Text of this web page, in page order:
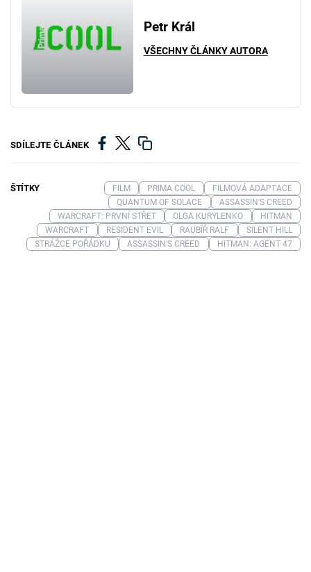
Petr Král
VŠECHNY ČLÁNKY AUTORA
SDÍLEJTE ČLÁNEK
ŠTÍTKY FILM PRIMA COOL
FILMOVÁ ADAPTACE
QUANTUM OF SOLACE
ASSASSIN'S CREED
WARCRAFT: PRVNÍ STŘET
OLGA KURYLENKO
HITMAN
WARCRAFT
RESIDENT EVIL RAUBÍŘ RALF
SILENT HILL
STRÁŽCE POŘÁDKU
ASSASSIN’S CREED HITMAN: AGENT 47